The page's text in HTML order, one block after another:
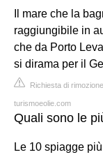
Il mare che la
raggiungibile in
che da Porto
si dirama per il
Richiesta di
turismoeolie.com
Quali sono le
Le 10 spiagge